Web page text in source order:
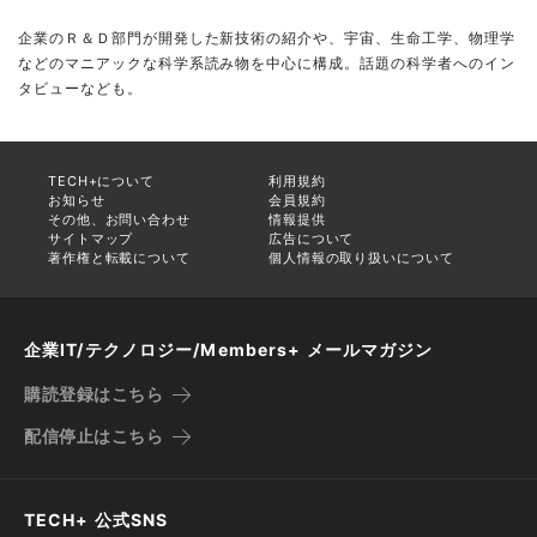
企業のＲ＆Ｄ部門が開発した新技術の紹介や、宇宙、生命工学、物理学
などのマニアックな科学系読み物を中心に構成。話題の科学者へのイン
タビューなども。
TECH+について
利用規約
お知らせ
会員規約
その他、お問い合わせ
情報提供
サイトマップ
広告について
著作権と転載について
個人情報の取り扱いについて
企業IT/テクノロジー/Members+ メールマガジン
購読登録はこちら
配信停止はこちら
TECH+ 公式SNS